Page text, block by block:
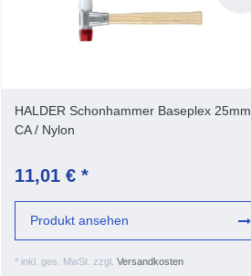
HALDER Schonhammer Baseplex 25mm
CA / Nylon
11,01 € *
* inkl. ges. MwSt. zzgl. Versandkosten
Produkt ansehen